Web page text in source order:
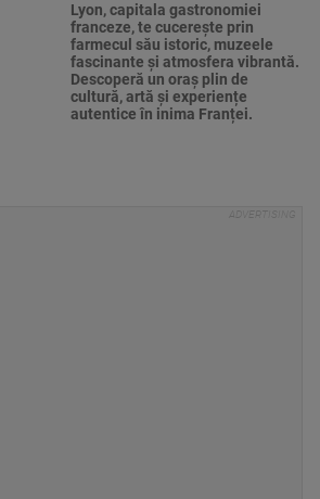
Lyon, capitala gastronomiei
franceze, te cucerește prin
farmecul său istoric, muzeele
fascinante și atmosfera vibrantă.
Descoperă un oraș plin de
cultură, artă și experiențe
autentice în inima Franței.